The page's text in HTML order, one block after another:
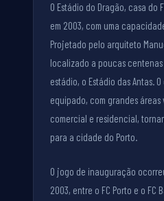
O Estádio do Dragão, casa do
em 2003, com uma
Projetado pelo arquiteto
localizado a poucas
estádio, o Estádio das Antas.
equipado, com grandes áreas
comercial e residencial,
para a cidade do Porto.
O jogo de inauguração
2003, entre o FC Porto e o FC